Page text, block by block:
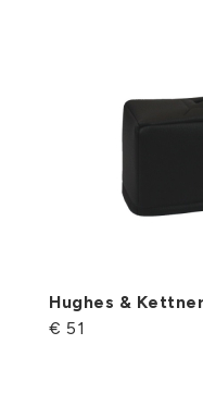
Hughes &
€ 51